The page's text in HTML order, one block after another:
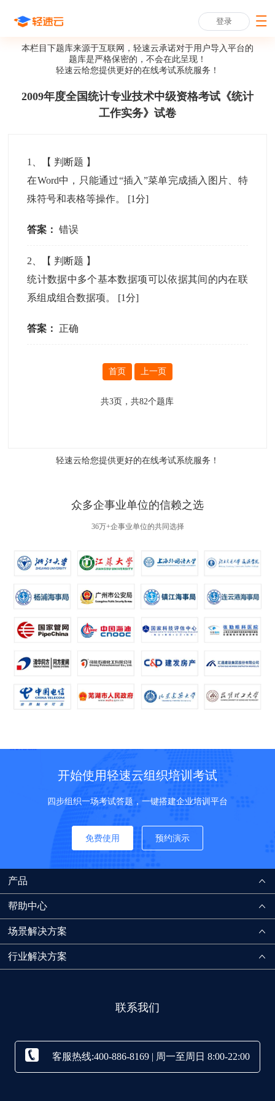
登录
本栏目下题库来源于互联网，轻速云承诺对于用户导入平台的
题库是严格保密的，不会在此呈现！
轻速云给您提供更好的在线考试系统服务！
2009年度全国统计专业技术中级资格考试《统计
工作实务》试卷
1 、【 判断题 】
在Word中，只能通过“插入”菜单完成插入图片、特
殊符号和表格等操作。 [1分]
答案： 错误
2 、【 判断题 】
统计数据中多个基本数据项可以依据其间的内在联
系组成组合数据项。 [1分]
答案： 正确
首页 上一页
共3页，共82个题库
轻速云给您提供更好的在线考试系统服务！
众多企事业单位的信赖之选
36万+企事业单位的共同选择
开始使用轻速云组织培训考试
四步组织一场考试答题，一键搭建企业培训平台
免费使用 预约演示
产品
帮助中心
场景解决方案
行业解决方案
联系我们
客服热线:400-886-8169 | 周一至周日 8:00-22:00